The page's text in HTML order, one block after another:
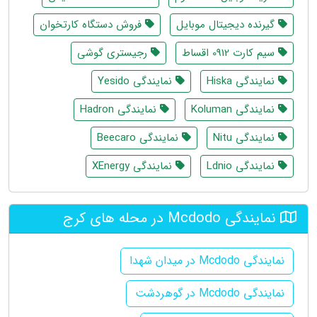
گیرنده دیجیتال موبایل
فروش دستگاه کارتخوان
سیم کارت 0912 اقساط
رجیستری گوشی
نمایندگی Hiska
نمایندگی Yesido
نمایندگی Koluman
نمایندگی Hadron
نمایندگی Nitu
نمایندگی Beecaro
نمایندگی Ldnio
نمایندگی XEnergy
نمایندگی Mcdodo در محله های کرج
نمایندگی Mcdodo در میدان شهدا
نمایندگی Mcdodo در گوهردشت